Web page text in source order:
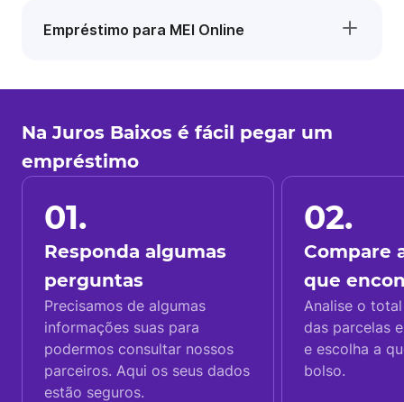
Empréstimo para MEI Online
Na Juros Baixos é fácil pegar um
empréstimo
01.
Responda algumas
perguntas
Precisamos de algumas
informações suas para
podermos consultar nossos
parceiros. Aqui os seus dados
estão seguros.
02.
Compare
que
Analise o
das parcelas
e escolha a
bolso.